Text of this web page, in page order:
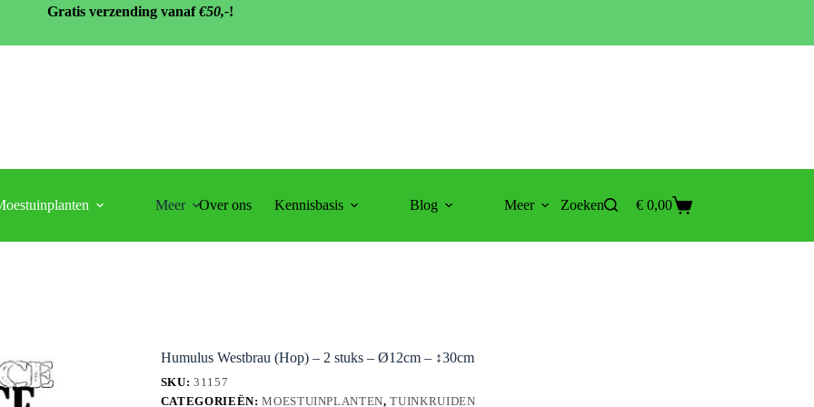
Gratis verzending vanaf€50,-!
Meer Over ons Kennisbasis Blog Meer Zoeken Winkelwagen
€0,00
Humulus Westbrau (Hop) – 2 stuks – Ø12cm – ↕30cm
SKU:31157
CATEGORIEËN:MOESTUINPLANTEN,TUINKRUIDEN